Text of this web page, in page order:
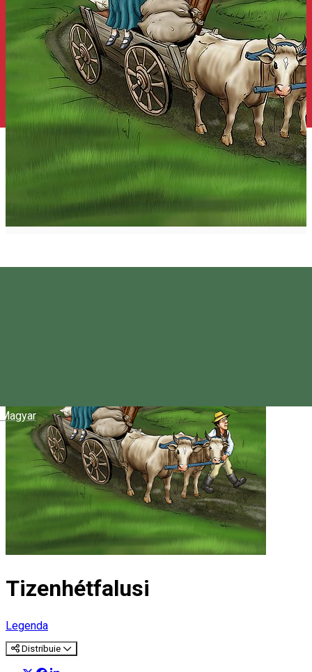
Magyar
Tizenhétfalusi
Legenda
Distribuie